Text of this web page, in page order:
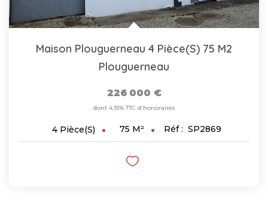
Maison Plouguerneau 4 Pièce(s) 75 M2
Plouguerneau
226 000 €
dont 4,15% TTC d'honoraires
4 Pièce(s) 75 M² Réf : SP2869